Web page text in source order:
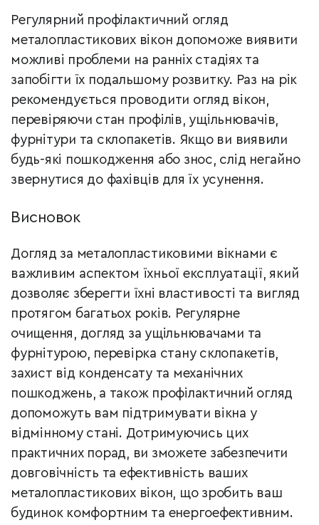
Регулярний профілактичний огляд
металопластикових вікон допоможе виявити
можливі проблеми на ранніх стадіях та
запобігти їх подальшому розвитку. Раз на рік
рекомендується проводити огляд вікон,
перевіряючи стан профілів, ущільнювачів,
фурнітури та склопакетів. Якщо ви виявили
будь-які пошкодження або знос, слід негайно
звернутися до фахівців для їх усунення.
Висновок
Догляд за металопластиковими вікнами є
важливим аспектом їхньої експлуатації, який
дозволяє зберегти їхні властивості та вигляд
протягом багатьох років. Регулярне
очищення, догляд за ущільнювачами та
фурнітурою, перевірка стану склопакетів,
захист від конденсату та механічних
пошкоджень, а також профілактичний огляд
допоможуть вам підтримувати вікна у
відмінному стані. Дотримуючись цих
практичних порад, ви зможете забезпечити
довговічність та ефективність ваших
металопластикових вікон, що зробить ваш
будинок комфортним та енергоефективним.